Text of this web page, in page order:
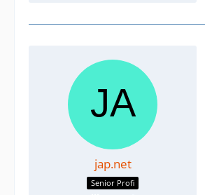
jap.net
Senior Profi